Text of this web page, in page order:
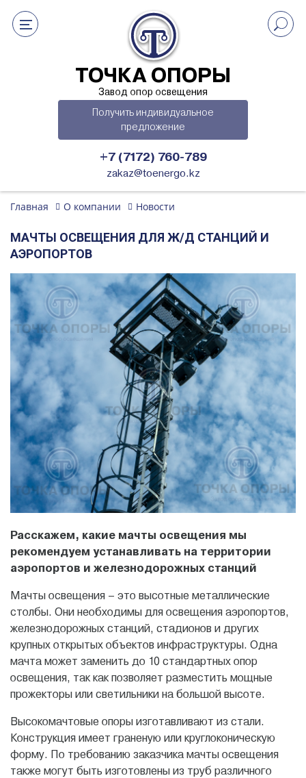
ТОЧКА ОПОРЫ
Завод опор освещения
Получить индивидуальное
предложение
+7 (7172) 760-789
zakaz@toenergo.kz
Главная О компании Новости
МАЧТЫ ОСВЕЩЕНИЯ ДЛЯ Ж/Д СТАНЦИЙ И
АЭРОПОРТОВ
Расскажем, какие мачты освещения мы
рекомендуем устанавливать на территории
аэропортов и железнодорожных станций
Мачты освещения – это высотные металлические
столбы. Они необходимы для освещения аэропортов,
железнодорожных станций, стадионов и других
крупных открытых объектов инфраструктуры. Одна
мачта может заменить до 10 стандартных опор
освещения, так как позволяет разместить мощные
прожекторы или светильники на большой высоте.
Высокомачтовые опоры изготавливают из стали.
Конструкция имеет граненую или круглоконическую
форму. По требованию заказчика мачты освещения
также могут быть изготовлены из труб различного